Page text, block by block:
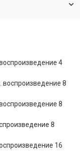
4
воспроизведение 8
8
8
16